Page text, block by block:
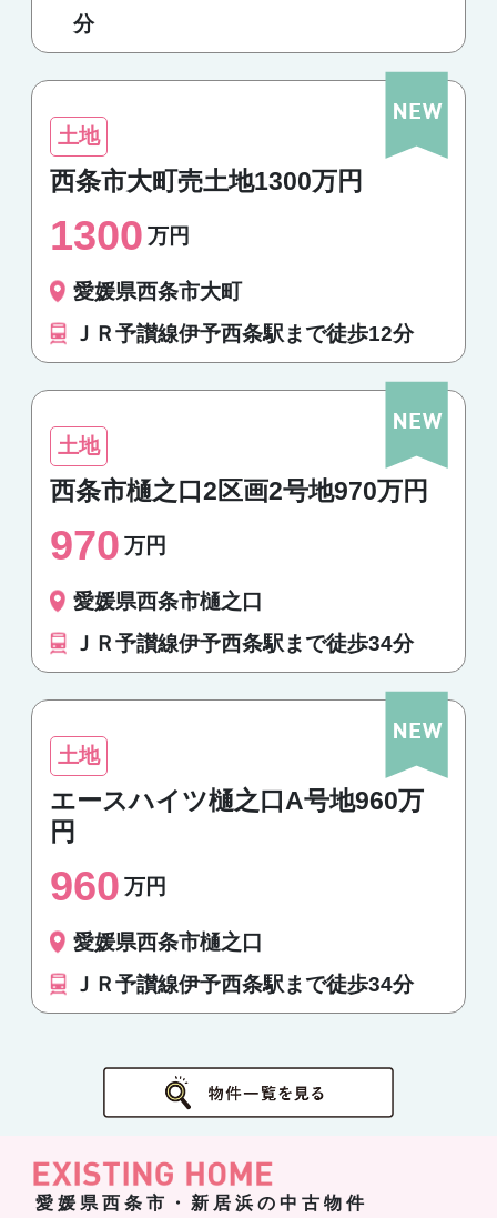
分
土地
西条市大町売土地1300万円
1300 万円
愛媛県西条市大町
ＪＲ予讃線伊予西条駅まで徒歩12分
土地
西条市樋之口2区画2号地970万円
970 万円
愛媛県西条市樋之口
ＪＲ予讃線伊予西条駅まで徒歩34分
土地
エースハイツ樋之口A号地960万
円
960 万円
愛媛県西条市樋之口
ＪＲ予讃線伊予西条駅まで徒歩34分
愛媛県西条市・新居浜の中古物件